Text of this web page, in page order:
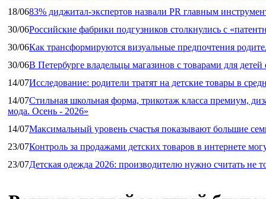
18/0683% диджитал‑экспертов назвали PR главным
30/06Российские фабрики подгузников столкнулись с
30/06Как трансформируются визуальные предпочтения
30/06В Петербурге владельцы магазинов с товарами для
14/07Исследование: родители тратят на детские товары в
14/07Стильная школьная форма, трикотаж класса премиум,
мода. Осень - 2026»
14/07Максимальный уровень счастья показывают большие
23/07Контроль за продажами детских товаров в интернете
23/07Детская одежда 2026: производителю нужно считать не